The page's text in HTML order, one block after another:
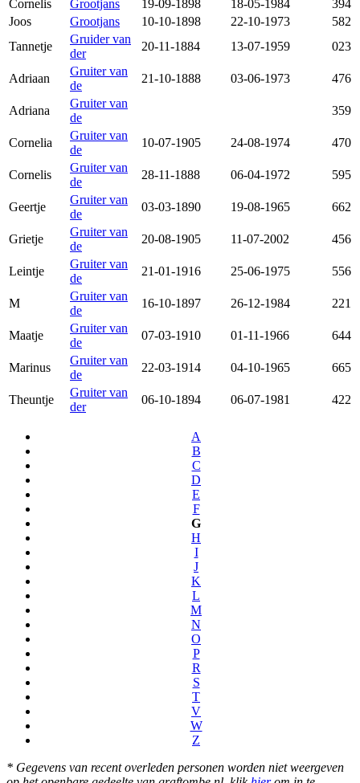
Cornelis
Grootjans 19-09-1898 18-05-1984
394
Joos
Grootjans 10-10-1898 22-10-1973
582
Tannetje
Gruider van
der
20-11-1884 13-07-1959 023
Adriaan
Gruiter van
de
21-10-1888 03-06-1973 476
Adriana
Gruiter van
de
359
Cornelia
Gruiter van
de
10-07-1905 24-08-1974 470
Cornelis
Gruiter van
de
28-11-1888 06-04-1972 595
Geertje
Gruiter van
de
03-03-1890 19-08-1965 662
Grietje
Gruiter van
de
20-08-1905 11-07-2002 456
Leintje
Gruiter van
de
21-01-1916 25-06-1975 556
M
Gruiter van
de
16-10-1897 26-12-1984 221
Maatje
Gruiter van
de
07-03-1910 01-11-1966 644
Marinus
Gruiter van
de
22-03-1914 04-10-1965 665
Theuntje
Gruiter van
der
06-10-1894 06-07-1981 422
A
B
C
D
E
F
G
H
I
J
K
L
M
N
O
P
R
S
T
V
W
Z
* Gegevens van recent overleden personen worden niet weergeven